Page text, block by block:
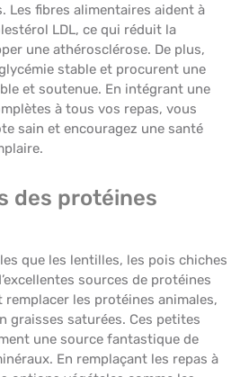
Les fibres alimentaires aident à
LDL, ce qui réduit la
une athérosclérose. De plus,
stable et procurent une
et soutenue. En intégrant une
à tous vos repas, vous
sain et encouragez une santé
des protéines
que les lentilles, les pois chiches
sources de protéines
les protéines animales,
graisses saturées. Ces petites
une source fantastique de
En remplaçant les repas à